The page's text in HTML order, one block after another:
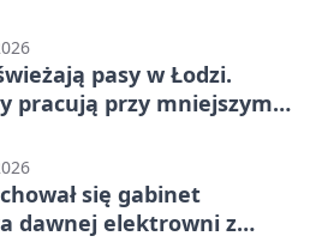
pasy w Łodzi.
pracują przy mniejszym
się gabinet
dawnej elektrowni z